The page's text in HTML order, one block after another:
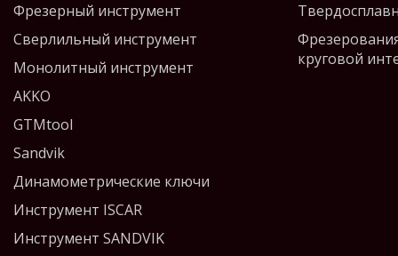
Фрезерный инструмент
Сверлильный инструмент
Монолитный инструмент
AKKO
GTMtool
Sandvik
Динамометрические ключи
Инструмент ISCAR
Инструмент SANDVIK
круговой